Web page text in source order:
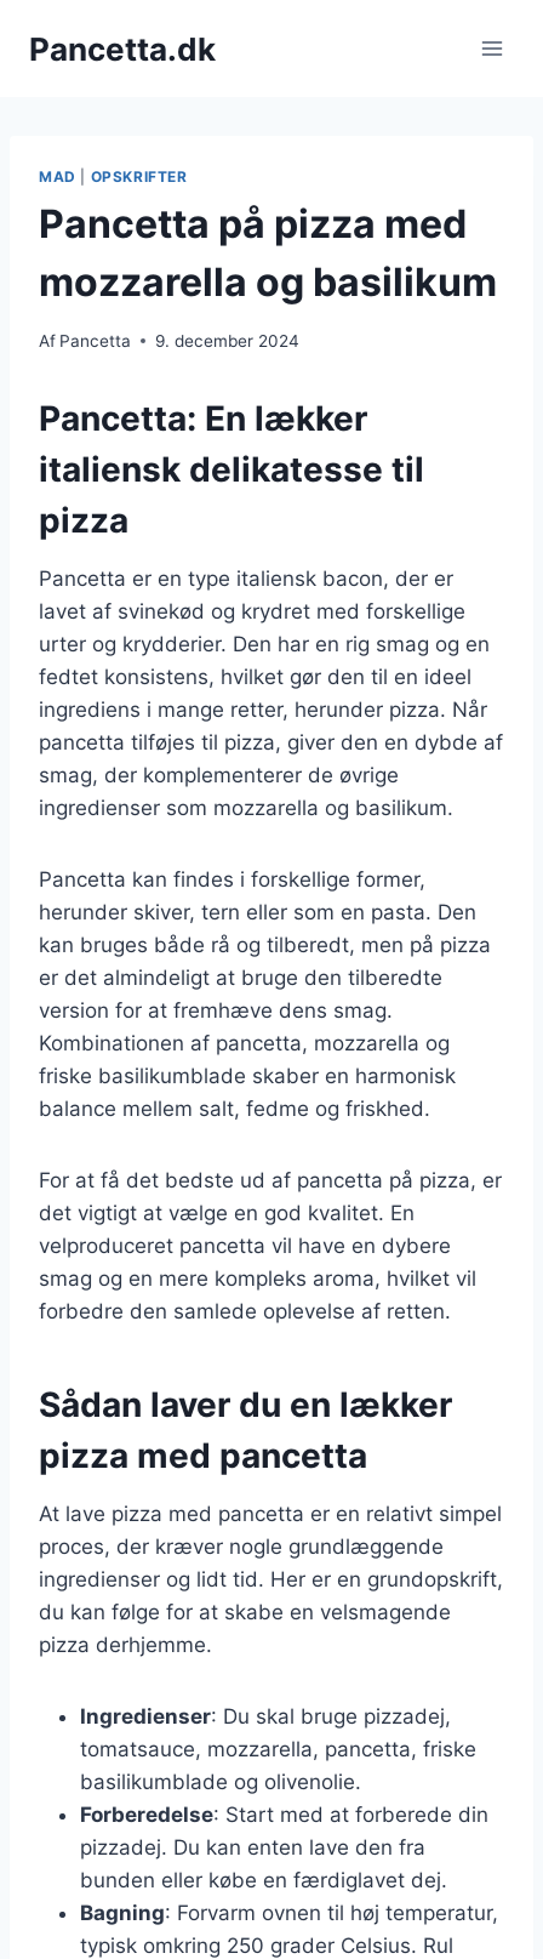
Pancetta.dk
MAD OPSKRIFTER
Pancetta på pizza med
mozzarella og basilikum
Af Pancetta 9. december 2024
Pancetta: En lækker
italiensk delikatesse til
pizza
Pancetta er en type italiensk bacon, der er
lavet af svinekød og krydret med forskellige
urter og krydderier. Den har en rig smag og en
fedtet konsistens, hvilket gør den til en ideel
ingrediens i mange retter, herunder pizza. Når
pancetta tilføjes til pizza, giver den en dybde af
smag, der komplementerer de øvrige
ingredienser som mozzarella og basilikum.
Pancetta kan findes i forskellige former,
herunder skiver, tern eller som en pasta. Den
kan bruges både rå og tilberedt, men på pizza
er det almindeligt at bruge den tilberedte
version for at fremhæve dens smag.
Kombinationen af pancetta, mozzarella og
friske basilikumblade skaber en harmonisk
balance mellem salt, fedme og friskhed.
For at få det bedste ud af pancetta på pizza, er
det vigtigt at vælge en god kvalitet. En
velproduceret pancetta vil have en dybere
smag og en mere kompleks aroma, hvilket vil
forbedre den samlede oplevelse af retten.
Sådan laver du en lækker
pizza med pancetta
At lave pizza med pancetta er en relativt simpel
proces, der kræver nogle grundlæggende
ingredienser og lidt tid. Her er en grundopskrift,
du kan følge for at skabe en velsmagende
pizza derhjemme.
Ingredienser: Du skal bruge pizzadej,
tomatsauce, mozzarella, pancetta, friske
basilikumblade og olivenolie.
Forberedelse: Start med at forberede din
pizzadej. Du kan enten lave den fra
bunden eller købe en færdiglavet dej.
Bagning: Forvarm ovnen til høj temperatur,
typisk omkring 250 grader Celsius. Rul